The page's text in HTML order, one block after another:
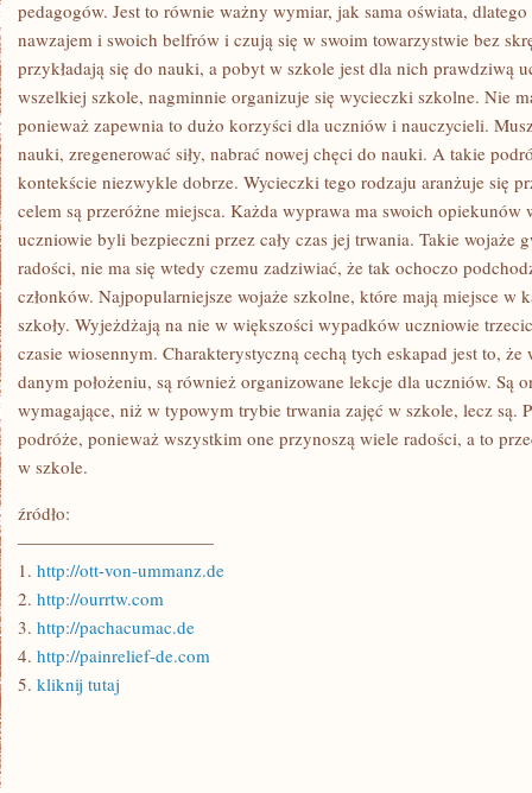
PRZEZ
CZĘŚĆ
ROKU.
NIE
MA
TYM
NIC
EKSCENTRYCZNEGO,
KAŻDY
CHCE
ODPOCZĄĆ
pedagogów. Jest to równie ważny wymiar, jak sama oświata,
nawzajem i swoich belfrów i czują się w swoim towarzystwie bez
przykładają się do nauki, a pobyt w szkole jest dla nich prawdziwą
wszelkiej szkole, nagminnie organizuje się wycieczki szkolne. Nie
ponieważ zapewnia to dużo korzyści dla uczniów i nauczycieli.
nauki, zregenerować siły, nabrać nowej chęci do nauki. A takie
kontekście niezwykle dobrze. Wycieczki tego rodzaju aranżuje się
celem są przeróżne miejsca. Każda wyprawa ma swoich
uczniowie byli bezpieczni przez cały czas jej trwania. Takie wojaże
radości, nie ma się wtedy czemu zadziwiać, że tak ochoczo
członków. Najpopularniejsze wojaże szkolne, które mają miejsce w
szkoły. Wyjeżdżają na nie w większości wypadków uczniowie
czasie wiosennym. Charakterystyczną cechą tych eskapad jest to,
danym położeniu, są również organizowane lekcje dla uczniów. Są
wymagające, niż w typowym trybie trwania zajęć w szkole, lecz są.
podróże, ponieważ wszystkim one przynoszą wiele radości, a to
w szkole.
źródło:
———————————
1. http://ott-von-ummanz.de
2. http://ourrtw.com
3. http://pachacumac.de
4. http://painrelief-de.com
5. kliknij tutaj